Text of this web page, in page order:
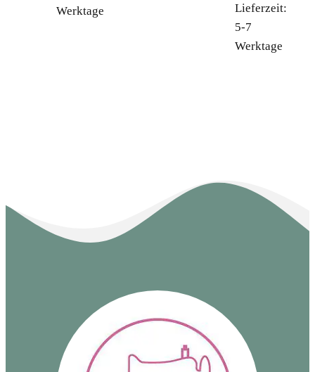
Werktage
Lieferzeit:
5-7
Werktage